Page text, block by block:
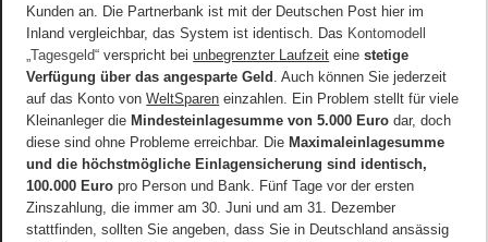
Kunden an. Die Partnerbank ist mit der Deutschen Post hier im
Inland vergleichbar, das System ist identisch. Das Kontomodell
„Tagesgeld“ verspricht beiunbegrenzter Laufzeit einestetige
Verfügung über das angesparte Geld . Auch können Sie jederzeit
auf das Konto vonWeltSparen einzahlen. Ein Problem stellt für viele
Kleinanleger die Mindesteinlagesumme von 5.000 Euro dar, doch
diese sind ohne Probleme erreichbar. Die Maximaleinlagesumme
und die höchstmögliche Einlagensicherung sind identisch,
100.000 Euro pro Person und Bank. Fünf Tage vor der ersten
Zinszahlung, die immer am 30. Juni und am 31. Dezember
stattfinden, sollten Sie angeben, dass Sie in Deutschland ansässig